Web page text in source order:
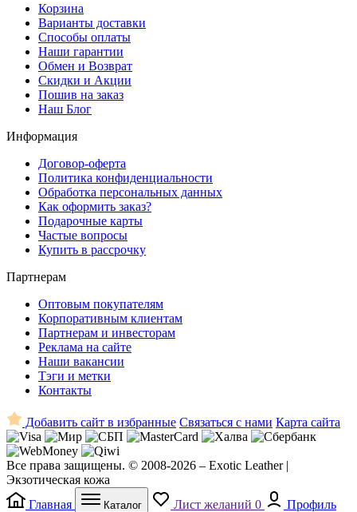
Корзина
Варианты доставки
Способы оплаты
Наши гарантии
Обмен и Возврат
Скидки и Акции
Пошив на заказ
Наш Блог
Информация
Договор-оферта
Политика конфиденциальности
Обработка персональных данных
Как оформить заказ?
Подарочные карты
Частые вопросы
Купить в рассрочку
Партнерам
Оптовым покупателям
Корпоративным клиентам
Партнерам и инвесторам
Реклама на сайте
Наши вакансии
Тэги и метки
Контакты
Добавить сайт в избранные Связаться с нами Карта сайта
Все права защищены. © 2008-2026 – Exotic Leather |
Экзотическая кожа
Главная
Каталог Лист желаний 0
Профиль